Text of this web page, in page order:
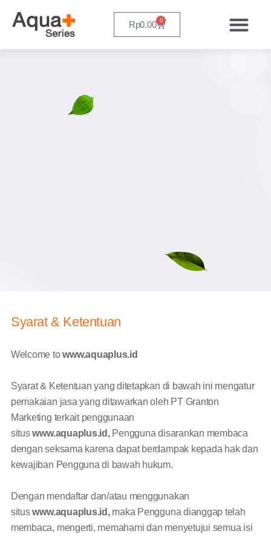
Rp0.00 0
Syarat & Ketentuan
Welcome towww.aquaplus.id
Syarat & Ketentuan yang ditetapkan di bawah ini mengatur
pemakaian jasa yang ditawarkan oleh PT Granton
Marketing terkait penggunaan
situswww.aquaplus.id,Pengguna disarankan membaca
dengan seksama karena dapat berdampak kepada hak dan
kewajiban Pengguna di bawah hukum.
Dengan mendaftar dan/atau menggunakan
situswww.aquaplus.id,maka Pengguna dianggap telah
membaca, mengerti, memahami dan menyetujui semua isi